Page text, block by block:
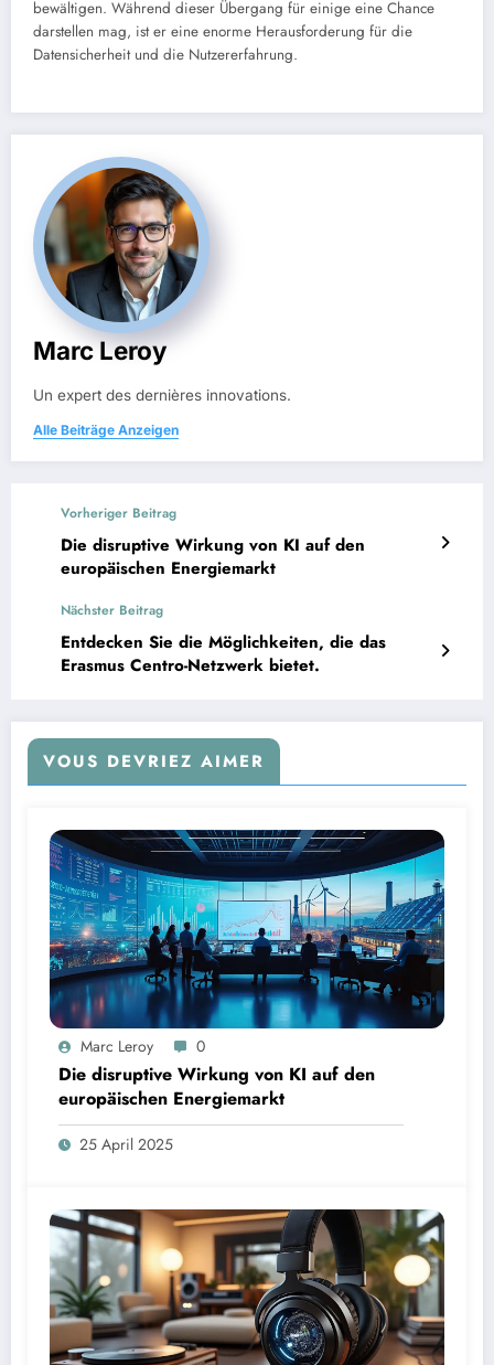
bewältigen. Während dieser Übergang für einige eine Chance
darstellen mag, ist er eine enorme Herausforderung für die
Datensicherheit und die Nutzererfahrung.
Marc Leroy
Un expert des dernières innovations.
Alle Beiträge Anzeigen
Vorheriger Beitrag
Die disruptive Wirkung von KI auf den
europäischen Energiemarkt
Nächster Beitrag
Entdecken Sie die Möglichkeiten, die das
Erasmus Centro-Netzwerk bietet.
VOUS DEVRIEZ AIMER
Marc Leroy 0
Die disruptive Wirkung von KI auf den
europäischen Energiemarkt
25 April 2025